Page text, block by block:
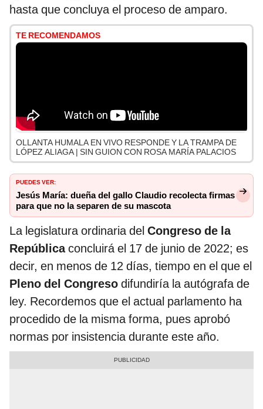
hasta que concluya el proceso de amparo.
TE RECOMENDAMOS
OLLANTA HUMALA EN VIVO RESPONDE Y LA TRAMPA DE
LÓPEZ ALIAGA | SIN GUION CON ROSA MARÍA PALACIOS
PUEDES VER:
Jesús María: dueña del gallo Claudio recolecta firmas
para que no la separen de su mascota
La legislatura ordinaria del Congreso de la
Repúblicaconcluirá el 17 de junio de 2022; es
decir, en menos de 12 días, tiempo en el que el
Pleno del Congreso difundiría la autógrafa de
ley. Recordemos que el actual parlamento ha
procedido de la misma forma, pues aprobó
normas por insistencia durante este año.